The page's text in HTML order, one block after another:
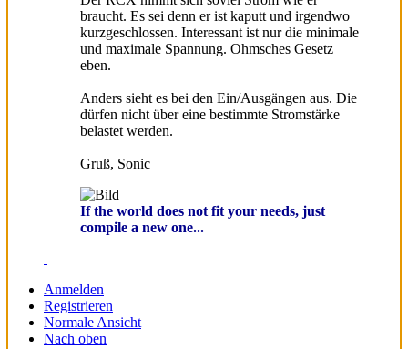
braucht. Es sei denn er ist kaputt und irgendwo
kurzgeschlossen. Interessant ist nur die minimale
und maximale Spannung. Ohmsches Gesetz
eben.
Anders sieht es bei den Ein/Ausgängen aus. Die
dürfen nicht über eine bestimmte Stromstärke
belastet werden.
Gruß, Sonic
If the world does not fit your needs, just
compile a new one...
Anmelden
Registrieren
Normale Ansicht
Nach oben